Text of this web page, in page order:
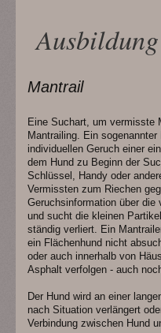
Ausbildung
Mantrail
Eine Suchart, um vermisste
Mantrailing. Ein
individuellen Geruch einer
dem Hund zu Beginn der
Schlüssel, Handy oder
Vermissten zum Riechen
Geruchsinformation über die
und sucht die kleinen
ständig verliert. Ein
ein Flächenhund nicht
oder auch innerhalb von
Asphalt verfolgen - auch
Der Hund wird an einer
nach Situation verlängert
Verbindung zwischen Hund